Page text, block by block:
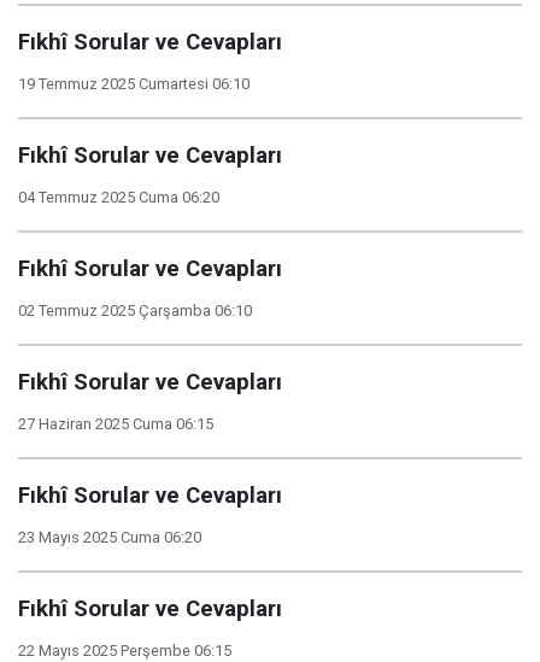
Fıkhî Sorular ve Cevapları
19 Temmuz 2025 Cumartesi 06:10
Fıkhî Sorular ve Cevapları
04 Temmuz 2025 Cuma 06:20
Fıkhî Sorular ve Cevapları
02 Temmuz 2025 Çarşamba 06:10
Fıkhî Sorular ve Cevapları
27 Haziran 2025 Cuma 06:15
Fıkhî Sorular ve Cevapları
23 Mayıs 2025 Cuma 06:20
Fıkhî Sorular ve Cevapları
22 Mayıs 2025 Perşembe 06:15